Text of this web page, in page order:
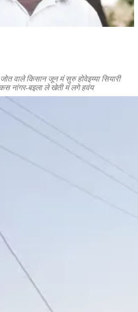
वाले किसान जून मं सुरु होवेइय्या सियारी
नांगर-बइला ले खेती मं लगे हवंय